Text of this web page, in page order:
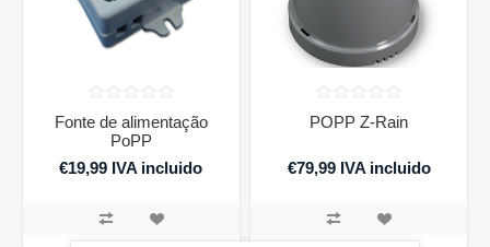
Fonte de alimentação
PoPP
€19,99 IVA incluido
POPP Z-Rain
€79,99 IVA incluido